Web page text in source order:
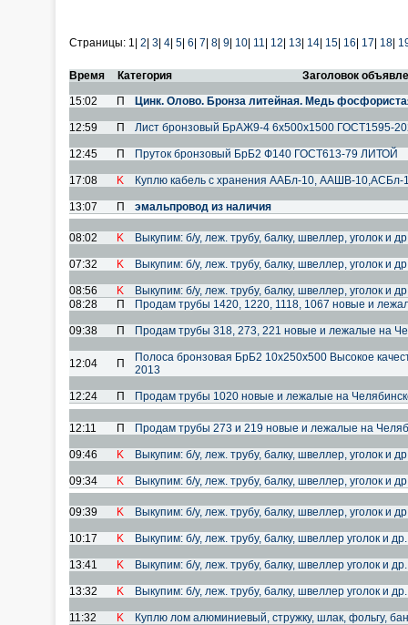
Страницы: 1| 2 3 4 5 6 7 8 9 10 11 12 13 14 15 16 17 18
Время Категория
Заголовок
15:02
П Цинк. Олово. Бронза литейная. Медь
12:59 П Лист бронзовый БрАЖ9-4 6х500х1500 ГОСТ1595-
12:45 П Пруток бронзовый БрБ2 Ф140 ГОСТ613-79 ЛИТОЙ
17:08 K Куплю кабель с хранения ААБл-10, ААШВ-10,АСБл-
13:07 П эмальпровод из наличия
08:02 K Выкупим: б/у, леж. трубу, балку, швеллер, уголок и
07:32 K Выкупим: б/у, леж. трубу, балку, швеллер, уголок и
08:56 K
Выкупим: б/у, леж. трубу, балку, швеллер, уголок и
08:28
П Продам трубы 1420, 1220, 1118, 1067 новые и
09:38 П Продам трубы 318, 273, 221 новые и лежалые на
12:04 П
Полоса бронзовая БрБ2 10х250х500 Высокое
2013
12:24 П Продам трубы 1020 новые и лежалые на
12:11 П Продам трубы 273 и 219 новые и лежалые на
09:46 K Выкупим: б/у, леж. трубу, балку, швеллер, уголок и
09:34 K Выкупим: б/у, леж. трубу, балку, швеллер, уголок и
09:39 K Выкупим: б/у, леж. трубу, балку, швеллер, уголок и
10:17 K Выкупим: б/у, леж. трубу, балку, швеллер уголок и
13:41 K Выкупим: б/у, леж. трубу, балку, швеллер уголок и
13:32 K Выкупим: б/у, леж. трубу, балку, швеллер уголок и
11:32 K Куплю лом алюминиевый, стружку, шлак, фольгу,